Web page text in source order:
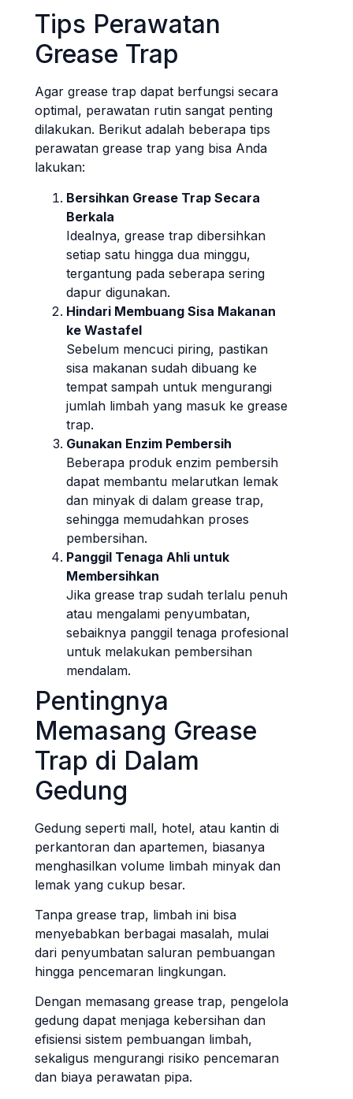
Tips Perawatan
Grease Trap
Agar grease trap dapat berfungsi secara
optimal, perawatan rutin sangat penting
dilakukan. Berikut adalah beberapa tips
perawatan grease trap yang bisa Anda
lakukan:
Bersihkan Grease Trap Secara
Berkala
Idealnya, grease trap dibersihkan
setiap satu hingga dua minggu,
tergantung pada seberapa sering
dapur digunakan.
Hindari Membuang Sisa Makanan
ke Wastafel
Sebelum mencuci piring, pastikan
sisa makanan sudah dibuang ke
tempat sampah untuk mengurangi
jumlah limbah yang masuk ke grease
trap.
Gunakan Enzim Pembersih
Beberapa produk enzim pembersih
dapat membantu melarutkan lemak
dan minyak di dalam grease trap,
sehingga memudahkan proses
pembersihan.
Panggil Tenaga Ahli untuk
Membersihkan
Jika grease trap sudah terlalu penuh
atau mengalami penyumbatan,
sebaiknya panggil tenaga profesional
untuk melakukan pembersihan
mendalam.
Pentingnya
Memasang Grease
Trap di Dalam
Gedung
Gedung seperti mall, hotel, atau kantin di
perkantoran dan apartemen, biasanya
menghasilkan volume limbah minyak dan
lemak yang cukup besar.
Tanpa grease trap, limbah ini bisa
menyebabkan berbagai masalah, mulai
dari penyumbatan saluran pembuangan
hingga pencemaran lingkungan.
Dengan memasang grease trap, pengelola
gedung dapat menjaga kebersihan dan
efisiensi sistem pembuangan limbah,
sekaligus mengurangi risiko pencemaran
dan biaya perawatan pipa.